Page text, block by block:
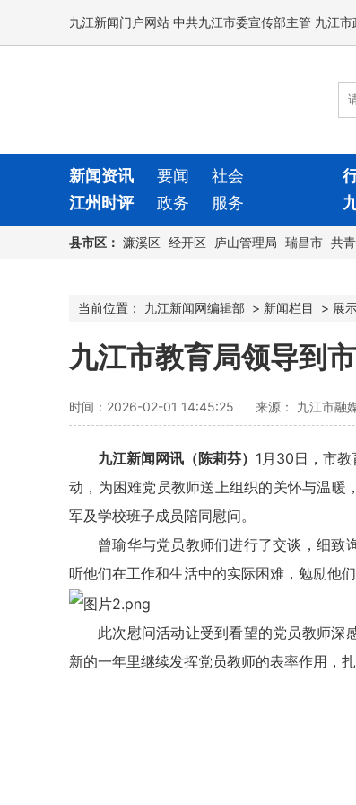
九江新闻门户网站 中共九江市委宣传部主管 九江
新闻资讯 要闻 社会
江州时评
政务 服务
县市区： 濂溪区 经开区 庐山管理局 瑞昌市 共
当前位置： 九江新闻网编辑部 > 新闻栏目 > 展
九江市教育局领导到
时间：2026-02-01 14:45:25 来源： 九江市融
九江新闻网讯（陈莉芬） 1月30日，市
动，为困难党员教师送上组织的关怀与温暖
军及学校班子成员陪同慰问。
曾瑜华与党员教师们进行了交谈，细致
听他们在工作和生活中的实际困难，勉励他
此次慰问活动让受到看望的党员教师深
新的一年里继续发挥党员教师的表率作用，